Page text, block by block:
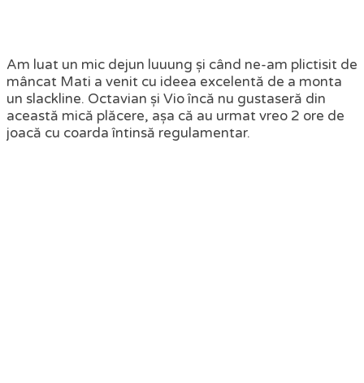
Am luat un mic dejun luuung și când ne-am plictisit de
mâncat Mati a venit cu ideea excelentă de a monta
un slackline. Octavian și Vio încă nu gustaseră din
această mică plăcere, așa că au urmat vreo 2 ore de
joacă cu coarda întinsă regulamentar.